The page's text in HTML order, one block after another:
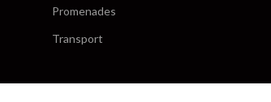
Promenades
Transport